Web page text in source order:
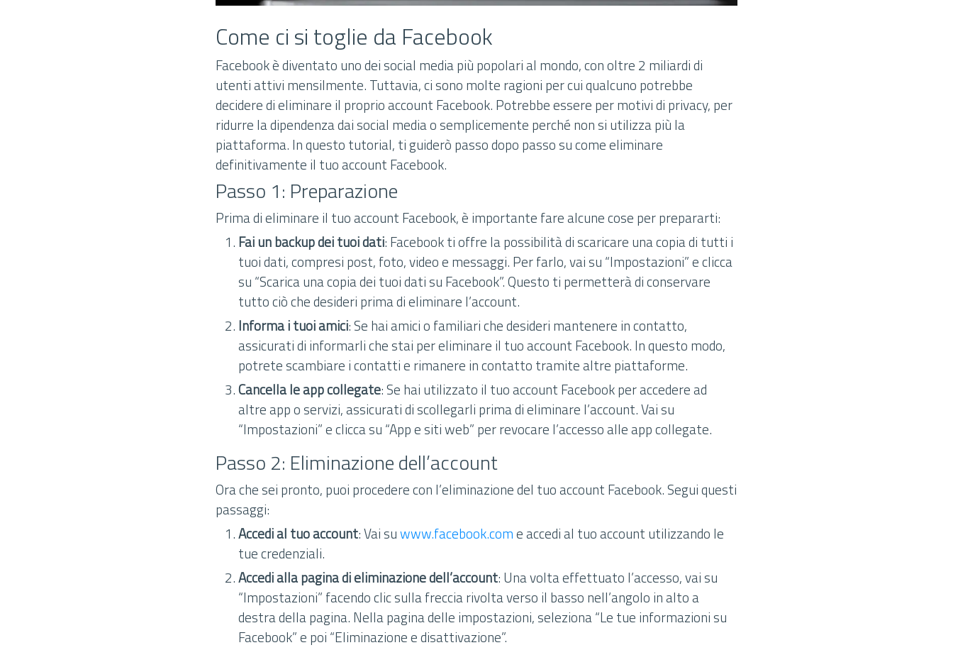
Come ci si toglie da Facebook
Facebook è diventato uno dei social media più popolari al mondo, con oltre 2 miliardi di
utenti attivi mensilmente. Tuttavia, ci sono molte ragioni per cui qualcuno potrebbe
decidere di eliminare il proprio account Facebook. Potrebbe essere per motivi di privacy, per
ridurre la dipendenza dai social media o semplicemente perché non si utilizza più la
piattaforma. In questo tutorial, ti guiderò passo dopo passo su come eliminare
definitivamente il tuo account Facebook.
Passo 1: Preparazione
Prima di eliminare il tuo account Facebook, è importante fare alcune cose per prepararti:
Fai un backup dei tuoi dati: Facebook ti offre la possibilità di scaricare una copia di tutti i
tuoi dati, compresi post, foto, video e messaggi. Per farlo, vai su “Impostazioni” e clicca
su “Scarica una copia dei tuoi dati su Facebook”. Questo ti permetterà di conservare
tutto ciò che desideri prima di eliminare l’account.
Informa i tuoi amici: Se hai amici o familiari che desideri mantenere in contatto,
assicurati di informarli che stai per eliminare il tuo account Facebook. In questo modo,
potrete scambiare i contatti e rimanere in contatto tramite altre piattaforme.
Cancella le app collegate: Se hai utilizzato il tuo account Facebook per accedere ad
altre app o servizi, assicurati di scollegarli prima di eliminare l’account. Vai su
“Impostazioni” e clicca su “App e siti web” per revocare l’accesso alle app collegate.
Passo 2: Eliminazione dell’account
Ora che sei pronto, puoi procedere con l’eliminazione del tuo account Facebook. Segui questi
passaggi:
Accedi al tuo account: Vai suwww.facebook.come accedi al tuo account utilizzando le
tue credenziali.
Accedi alla pagina di eliminazione dell’account: Una volta effettuato l’accesso, vai su
“Impostazioni” facendo clic sulla freccia rivolta verso il basso nell’angolo in alto a
destra della pagina. Nella pagina delle impostazioni, seleziona “Le tue informazioni su
Facebook” e poi “Eliminazione e disattivazione”.